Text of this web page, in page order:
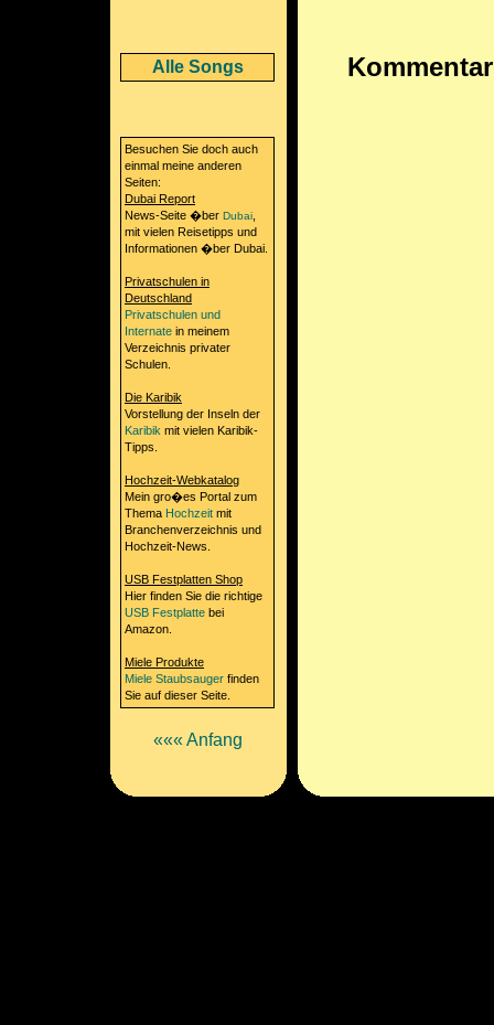
Alle Songs
Besuchen Sie doch auch
einmal meine anderen
Seiten:
Dubai Report
News-Seite �ber Dubai
mit vielen Reisetipps und
Informationen �ber Dubai.
Privatschulen in
Deutschland
Privatschulen und
Internate in meinem
Verzeichnis privater
Schulen.
Die Karibik
Vorstellung der Inseln der
Karibik mit vielen Karibik-
Tipps.
Hochzeit-Webkatalog
Mein gro�es Portal zum
Thema Hochzeit mit
Branchenverzeichnis und
Hochzeit-News.
USB Festplatten Shop
Hier finden Sie die richtige
USB Festplatte bei
Amazon.
Miele Produkte
Miele Staubsauger finden
Sie auf dieser Seite.
««« Anfang